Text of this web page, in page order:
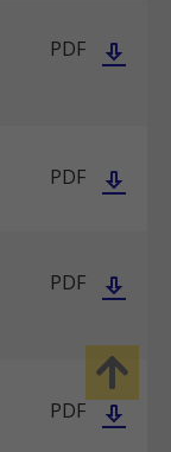
PDF
PDF
PDF
PDF